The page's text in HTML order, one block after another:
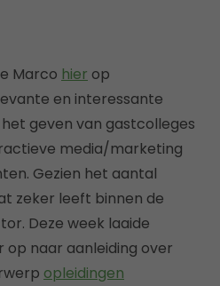
Marco hier op
en interessante
geven van gastcolleges
media/marketing
Gezien het aantal
zeker leeft binnen de
Deze week laaide
op naar aanleiding over
opleidingen